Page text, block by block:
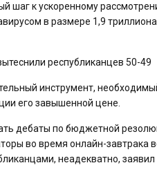
шаг к ускоренному
в размере 1,9
республиканцев 50-49
инструмент,
его завышенной цене.
дебаты по бюджетной
во время онлайн-завтрака
неадекватно,